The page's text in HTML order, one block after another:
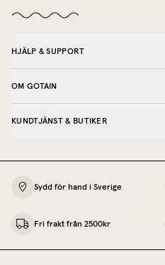
HJÄLP & SUPPORT
OM GOTAIN
KUNDTJÄNST & BUTIKER
Sydd för hand i Sverige
Fri frakt från 2500kr